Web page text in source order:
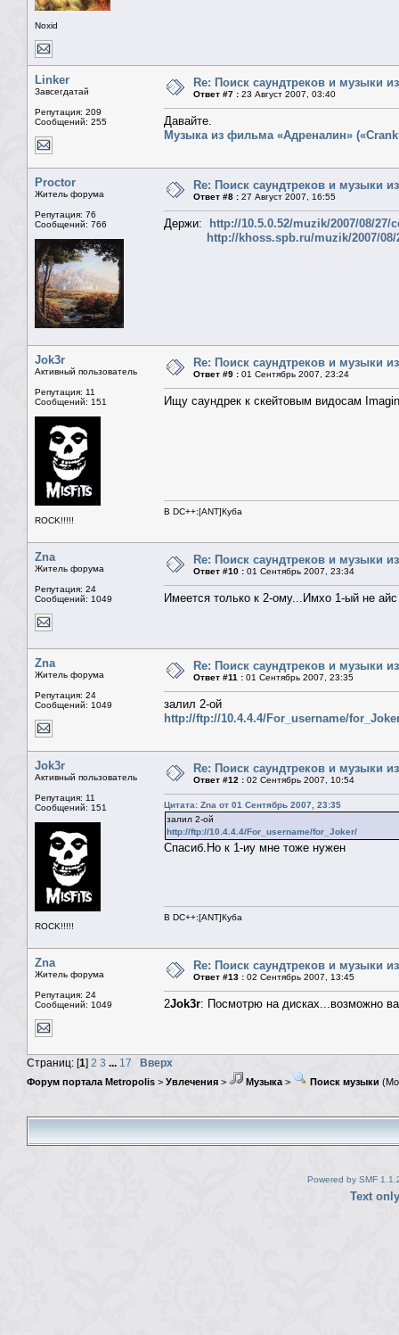
Noxid
Linker
Завсегдатай
Репутация: 209
Сообщений: 255
Re: Поиск саундтреков и музыки
Ответ #7 : 23 Август 2007, 03:40
Давайте.
Музыка из фильма «Адреналин»
Proctor
Житель форума
Репутация: 76
Сообщений: 766
Re: Поиск саундтреков и музыки
Ответ #8 : 27 Август 2007, 16:55
Держи:
http://10.5.0.52/muzik/2007/08/
http://khoss.spb.ru/muzik/2007/
Jok3r
Активный пользователь
Репутация: 11
Сообщений: 151
ROCK!!!!!
Re: Поиск саундтреков и музыки
Ответ #9 : 01 Сентябрь 2007, 23:24
Ищу саундрек к скейтовым видосам
В DC++:[ANT]Куба
Zna
Житель форума
Репутация: 24
Сообщений: 1049
Re: Поиск саундтреков и музыки
Ответ #10 : 01 Сентябрь 2007, 23:34
Имеется только к 2-ому...Имхо 1-ый не айс
Zna
Житель форума
Репутация: 24
Сообщений: 1049
Re: Поиск саундтреков и музыки
Ответ #11 : 01 Сентябрь 2007, 23:35
залил 2-ой
http://ftp://10.4.4.4/For_username/
Jok3r
Активный пользователь
Репутация: 11
Сообщений: 151
ROCK!!!!!
Re: Поиск саундтреков и музыки
Ответ #12 : 02 Сентябрь 2007, 10:54
Цитата: Zna от 01 Сентябрь 2007, 23:35
залил 2-ой
http://ftp://10.4.4.4/For_username/for_Joker/
Спасиб.Но к 1-иу мне тоже нужен
В DC++:[ANT]Куба
Zna
Житель форума
Репутация: 24
Сообщений: 1049
Re: Поиск саундтреков и музыки
Ответ #13 : 02 Сентябрь 2007, 13:45
2Jok3r: Посмотрю на дисках...возможно
Страниц: [1] 2 3 ... 17 Вверх
Форум портала Metropolis > Увлечения > Музыка > Поиск музыки
Powered by SMF
Text